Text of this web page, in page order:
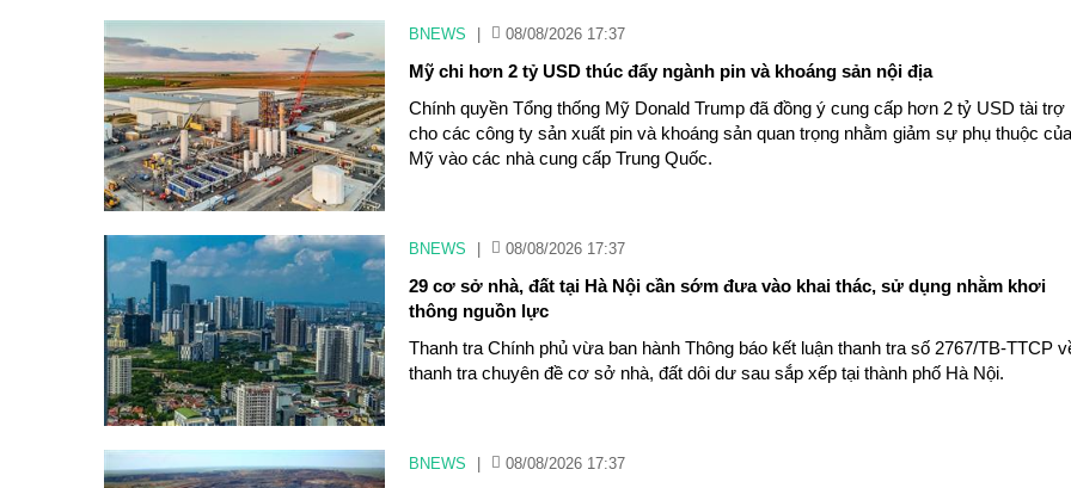
BNEWS 08/08/2026 17:37
Mỹ chi hơn 2 tỷ USD thúc đẩy ngành pin và khoáng sản nội địa
Chính quyền Tổng thống Mỹ Donald Trump đã đồng ý cung cấp hơn 2 tỷ USD tài trợ
cho các công ty sản xuất pin và khoáng sản quan trọng nhằm giảm sự phụ thuộc của
Mỹ vào các nhà cung cấp Trung Quốc.
BNEWS 08/08/2026 17:37
29 cơ sở nhà, đất tại Hà Nội cần sớm đưa vào khai thác, sử dụng nhằm khơi
thông nguồn lực
Thanh tra Chính phủ vừa ban hành Thông báo kết luận thanh tra số 2767/TB-TTCP
thanh tra chuyên đề cơ sở nhà, đất dôi dư sau sắp xếp tại thành phố Hà Nội.
BNEWS 08/08/2026 17:37